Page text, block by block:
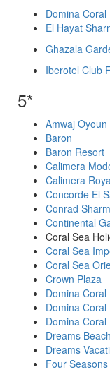
Domina
El Hayat
Ghazala
Iberotel Club
5*
Amwaj
Baron
Baron Resort
Calimera
Calimera
Concorde El
Conrad Sharm
Continental
Coral Sea
Coral Sea
Coral Sea
Crown Plaza
Domina
Domina
Domina
Dreams
Dreams
Four Seasons